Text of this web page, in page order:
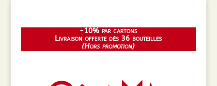
-10% par cartons
Livraison offerte dès 36 bouteilles
(Hors promotion)